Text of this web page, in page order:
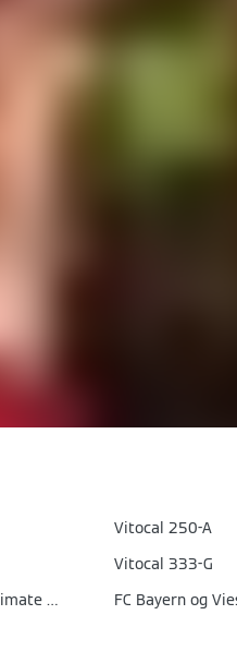
Vitocal 250-A
Vitocal 333-G
Carrier gennemfører opkøbet af Viessmann Climate Solutions